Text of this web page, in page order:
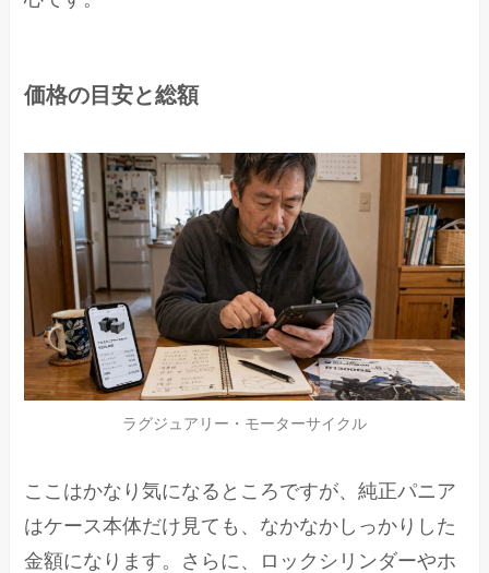
価格の目安と総額
ラグジュアリー・モーターサイクル
ここはかなり気になるところですが、純正パニア
はケース本体だけ見ても、なかなかしっかりした
金額になります。さらに、ロックシリンダーやホ